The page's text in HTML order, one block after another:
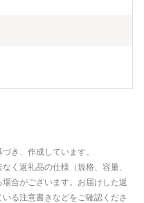
き、作成しています。
く返礼品の仕様（規格、容量、
合がございます。お届けした返
る注意書きなどをご確認くださ